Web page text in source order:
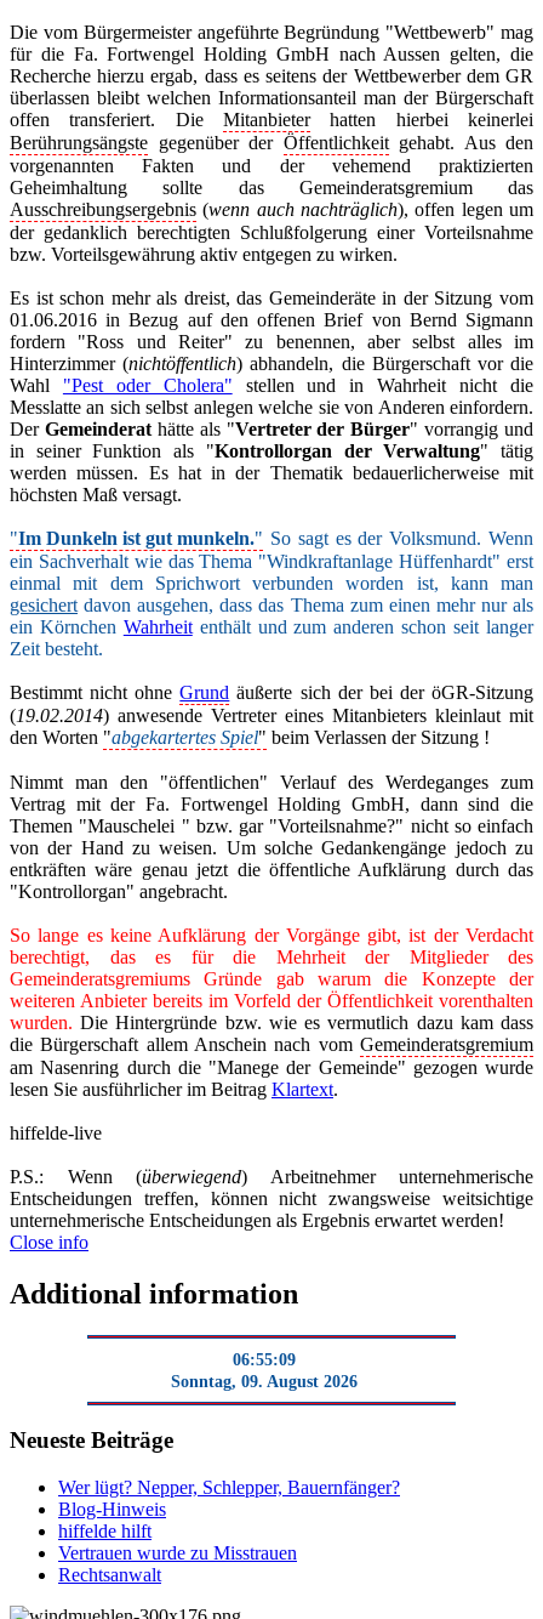
Die vom Bürgermeister angeführte Begründung "Wettbewerb" mag
für die Fa. Fortwengel Holding GmbH nach Aussen gelten, die
Recherche hierzu ergab, dass es seitens der Wettbewerber dem GR
überlassen bleibt welchen Informationsanteil man der Bürgerschaft
offen transferiert. Die Mitanbieterhatten hierbei keinerlei
Berührungsängste gegenüber der Öffentlichkeitgehabt. Aus den
vorgenannten Fakten und der vehemend praktizierten
Geheimhaltung sollte das Gemeinderatsgremium das
Ausschreibungsergebnis (wenn auch nachträglich), offen legen um
der gedanklich berechtigten Schlußfolgerung einer Vorteilsnahme
bzw. Vorteilsgewährung aktiv entgegen zu wirken.
Es ist schon mehr als dreist, das Gemeinderäte in der Sitzung vom
01.06.2016 in Bezug auf den offenen Brief von Bernd Sigmann
fordern "Ross und Reiter" zu benennen, aber selbst alles im
Hinterzimmer (nichtöffentlich) abhandeln, die Bürgerschaft vor die
Wahl "Pest oder Cholera" stellen und in Wahrheit nicht die
Messlatte an sich selbst anlegen welche sie von Anderen einfordern.
Der Gemeinderathätte als "Vertreter der Bürger" vorrangig und
in seiner Funktion als "Kontrollorgan der Verwaltung" tätig
werden müssen. Es hat in der Thematik bedauerlicherweise mit
höchsten Maß versagt.
"Im Dunkeln ist gut munkeln." So sagt es der Volksmund. Wenn
ein Sachverhalt wie das Thema "Windkraftanlage Hüffenhardt" erst
einmal mit dem Sprichwort verbunden worden ist, kann man
gesichert davon ausgehen, dass das Thema zum einen mehr nur als
ein Körnchen Wahrheit enthält und zum anderen schon seit langer
Zeit besteht.
Bestimmt nicht ohneGrund äußerte sich der bei der öGR-Sitzung
(19.02.2014) anwesende Vertreter eines Mitanbieters kleinlaut mit
den Worten "abgekartertes Spiel" beim Verlassen der Sitzung !
Nimmt man den "öffentlichen" Verlauf des Werdeganges zum
Vertrag mit der Fa. Fortwengel Holding GmbH, dann sind die
Themen "Mauschelei " bzw. gar "Vorteilsnahme?" nicht so einfach
von der Hand zu weisen. Um solche Gedankengänge jedoch zu
entkräften wäre genau jetzt die öffentliche Aufklärung durch das
"Kontrollorgan" angebracht.
So lange es keine Aufklärung der Vorgänge gibt, ist der Verdacht
berechtigt, das es für die Mehrheit der Mitglieder des
Gemeinderatsgremiums Gründe gab warum die Konzepte der
weiteren Anbieter bereits im Vorfeld der Öffentlichkeit vorenthalten
wurden. Die Hintergründe bzw. wie es vermutlich dazu kam dass
die Bürgerschaft allem Anschein nach vom Gemeinderatsgremium
am Nasenring durch die "Manege der Gemeinde" gezogen wurde
lesen Sie ausführlicher im Beitrag Klartext.
hiffelde-live
P.S.: Wenn (überwiegend) Arbeitnehmer unternehmerische
Entscheidungen treffen, können nicht zwangsweise weitsichtige
unternehmerische Entscheidungen als Ergebnis erwartet werden!
Close info
Additional information
06:55:10
Sonntag, 09. August 2026
Neueste Beiträge
Wer lügt? Nepper, Schlepper, Bauernfänger?
Blog-Hinweis
hiffelde hilft
Vertrauen wurde zu Misstrauen
Rechtsanwalt